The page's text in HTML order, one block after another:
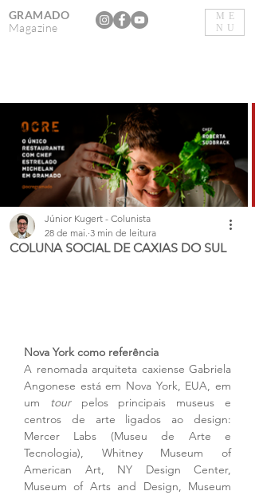
ME
NU
GRAMADO
Magazine
COLUNA SOCIAL DE CAXIAS DO SUL
Júnior Kugert - Colunista
28 de mai. 3 min de leitura
Nova York como referência
A renomada arquiteta caxiense Gabriela
Angonese está em Nova York, EUA, em
um tour pelos principais museus e
centros de arte ligados ao design:
Mercer Labs (Museu de Arte e
Tecnologia), Whitney Museum of
American Art, NY Design Center,
Museum of Arts and Design, Museum